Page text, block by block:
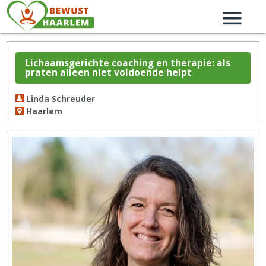
Lichaamsgerichte coaching en therapie: als
praten alleen niet voldoende helpt
Linda Schreuder
Haarlem